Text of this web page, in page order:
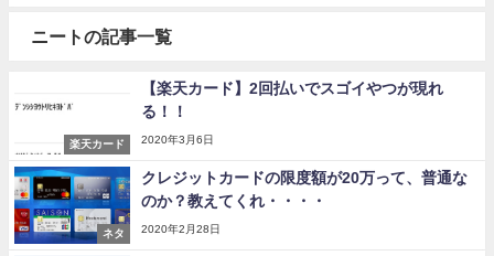
ニートの記事一覧
楽天カード
【楽天カード】2回払いでスゴイやつが現れ
る！！
2020年3月6日
ネタ
クレジットカードの限度額が20万って、普通な
のか？教えてくれ・・・・
2020年2月28日